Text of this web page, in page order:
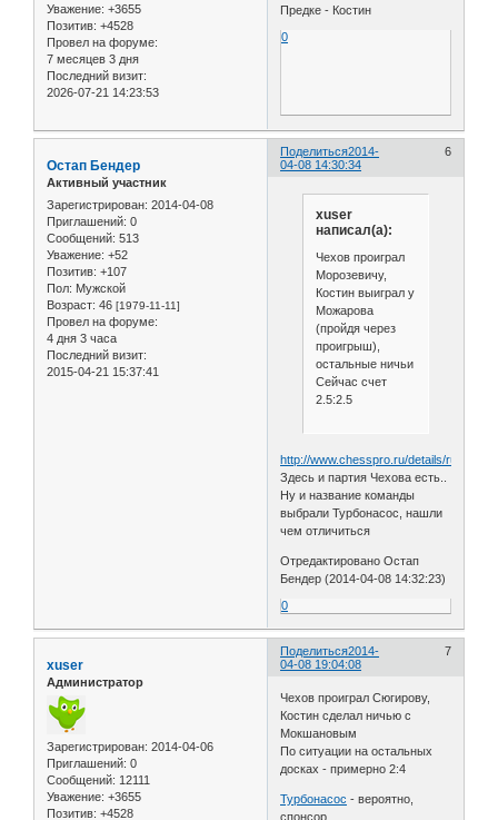
Уважение: +3655
Позитив: +4528
Провел на форуме:
7 месяцев 3 дня
Последний визит:
2026-07-21 14:23:53
Предке - Костин
0
Поделиться 6
2014-
04-08 14:30:34
Остап Бендер
Активный участник
Зарегистрирован: 2014-04-08
Приглашений: 0
Сообщений: 513
Уважение: +52
Позитив: +107
Пол: Мужской
Возраст: 46 [1979-11-11]
Провел на форуме:
4 дня 3 часа
Последний визит:
2015-04-21 15:37:41
xuser
написал(а):
Чехов проиграл
Морозевичу,
Костин выиграл у
Можарова
(пройдя через
проигрыш),
остальные ничьи
Сейчас счет
2.5:2.5
http://www.chesspro.ru/details/
Здесь и партия Чехова есть..
Ну и название команды
выбрали Турбонасос, нашли
чем отличиться
Отредактировано Остап
Бендер (2014-04-08 14:32:23)
0
Поделиться 7
2014-
04-08 19:04:08
xuser
Администратор
Зарегистрирован: 2014-04-06
Приглашений: 0
Сообщений: 12111
Уважение: +3655
Позитив: +4528
Чехов проиграл Сюгирову,
Костин сделал ничью с
Мокшановым
По ситуации на остальных
досках - примерно 2:4
Турбонасос - вероятно,
спонсор